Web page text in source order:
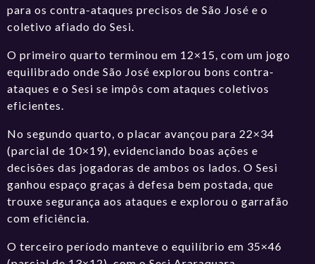
para os contra-ataques precisos de São José e o
coletivo afiado do Sesi.
O primeiro quarto terminou em 12×15, com um jogo
equilibrado onde São José explorou bons contra-
ataques e o Sesi se impôs com ataques coletivos
eficientes.
No segundo quarto, o placar avançou para 22×34
(parcial de 10×19), evidenciando boas ações e
decisões das jogadoras de ambos os lados. O Sesi
ganhou espaço graças à defesa bem postada, que
trouxe segurança aos ataques e explorou o garrafão
com eficiência.
O terceiro período manteve o equilíbrio em 35×46